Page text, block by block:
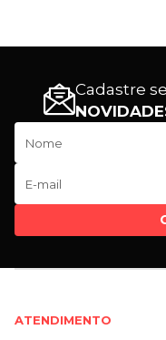
Cadastre
ATENDIMENTO